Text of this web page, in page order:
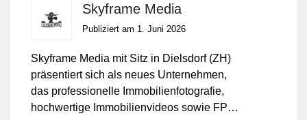
Drohnenvideos
Skyframe Media
Publiziert am 1. Juni 2026
Skyframe Media mit Sitz in Dielsdorf (ZH)
präsentiert sich als neues Unternehmen,
das professionelle Immobilienfotografie,
hochwertige Immobilienvideos sowie FPV-